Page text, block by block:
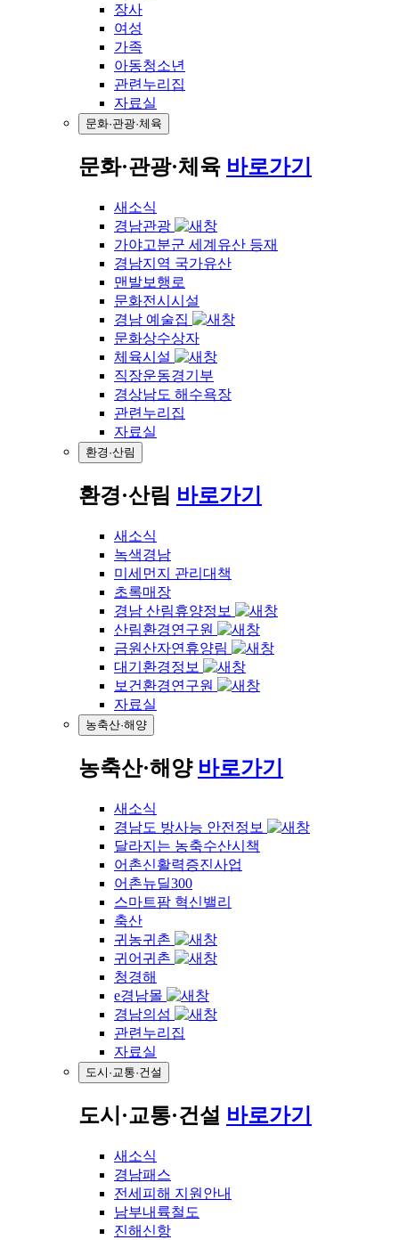
장사
여성
가족
아동청소년
관련누리집
자료실
문화·관광·체육
문화·관광·체육 바로가기
새소식
경남관광
가야고분군 세계유산 등재
경남지역 국가유산
맨발보행로
문화전시시설
경남 예술집
문화상수상자
체육시설
직장운동경기부
경상남도 해수욕장
관련누리집
자료실
환경·산림
환경·산림 바로가기
새소식
녹색경남
미세먼지 관리대책
초록매장
경남 산림휴양정보
산림환경연구원
금원산자연휴양림
대기환경정보
보건환경연구원
자료실
농축산·해양
농축산·해양 바로가기
새소식
경남도 방사능 안전정보
달라지는 농축수산시책
어촌신활력증진사업
어촌뉴딜300
스마트팜 혁신밸리
축산
귀농귀촌
귀어귀촌
청경해
e경남몰
경남의섬
관련누리집
자료실
도시·교통·건설
도시·교통·건설 바로가기
새소식
경남패스
전세피해 지원안내
남부내륙철도
진해신항